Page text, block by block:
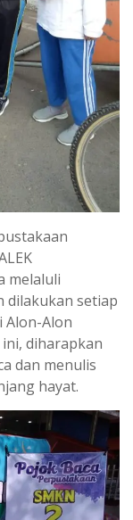
melaluli
dilakukan setiap
Alon-Alon
diharapkan
dan menulis
hayat.